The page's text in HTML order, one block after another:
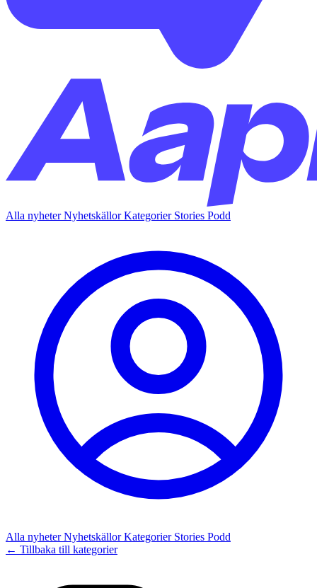
Alla nyheterNyhetskällorKategorier Stories Podd
Alla nyheterNyhetskällorKategorier Stories Podd
← Tillbaka till kategorier